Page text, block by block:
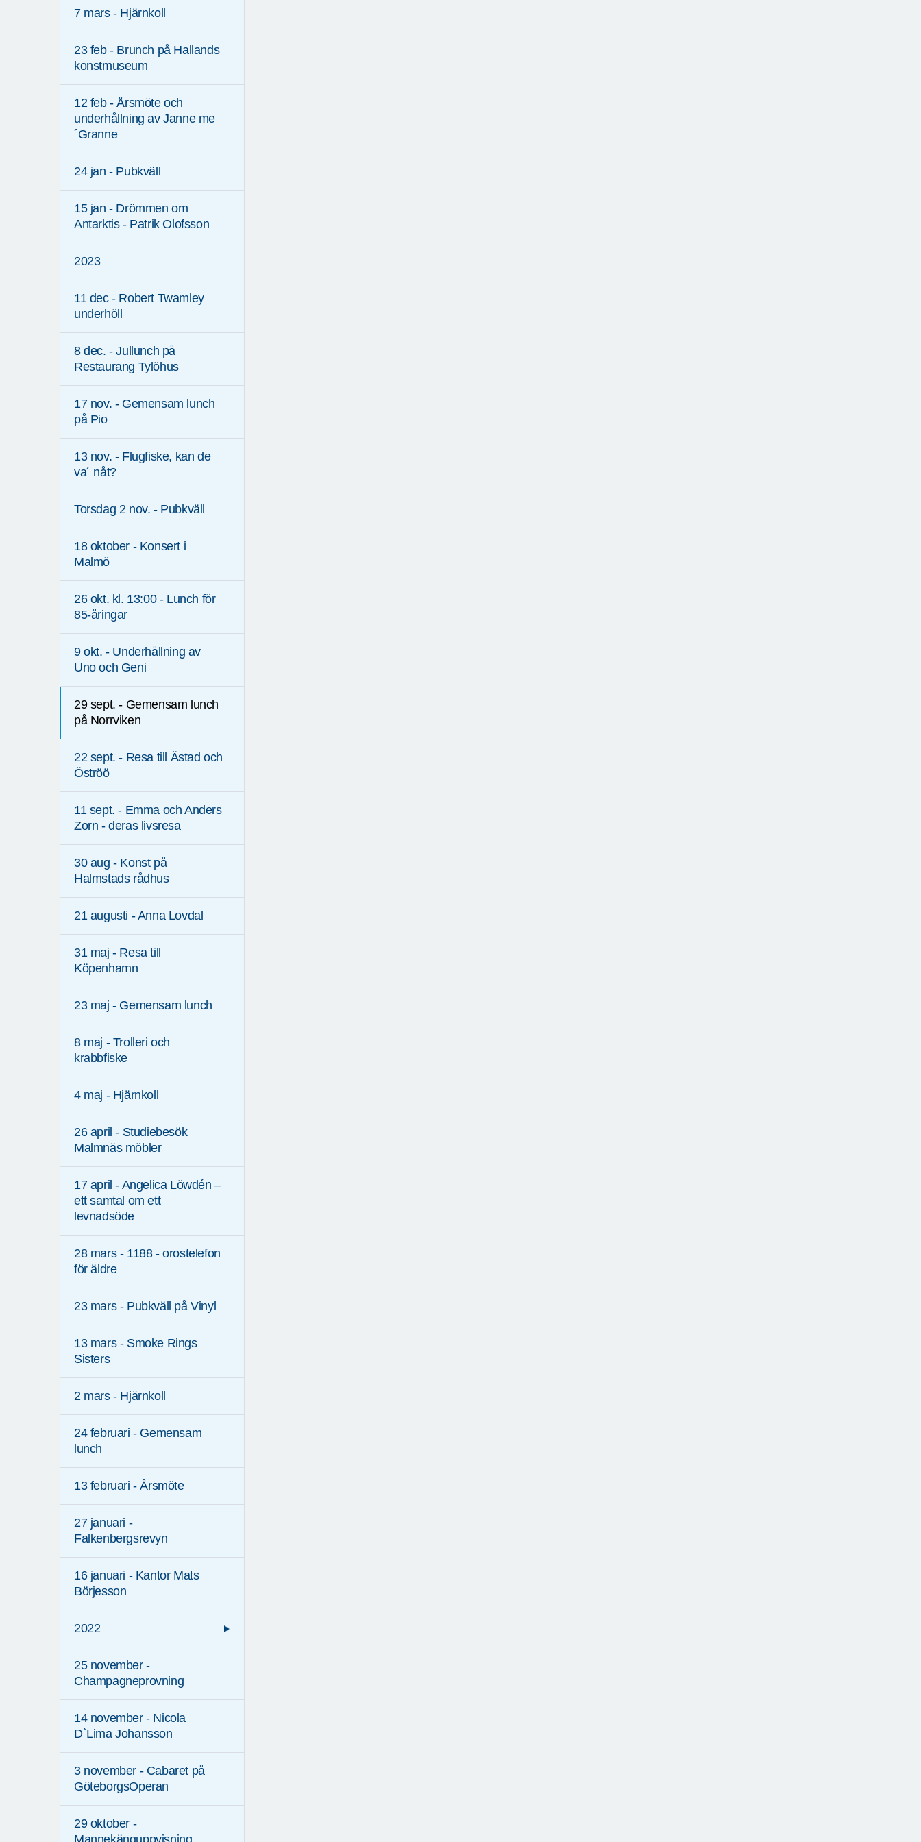
7 mars - Hjärnkoll
23 feb - Brunch på Hallands
konstmuseum
12 feb - Årsmöte och
underhållning av Janne me
´Granne
24 jan - Pubkväll
15 jan - Drömmen om
Antarktis - Patrik Olofsson
2023
11 dec - Robert Twamley
underhöll
8 dec. - Jullunch på
Restaurang Tylöhus
17 nov. - Gemensam lunch
på Pio
13 nov. - Flugfiske, kan de
va´ nåt?
Torsdag 2 nov. - Pubkväll
18 oktober - Konsert i
Malmö
26 okt. kl. 13:00 - Lunch för
85-åringar
9 okt. - Underhållning av
Uno och Geni
29 sept. - Gemensam lunch
på Norrviken
22 sept. - Resa till Ästad och
Öströö
11 sept. - Emma och Anders
Zorn - deras livsresa
30 aug - Konst på
Halmstads rådhus
21 augusti - Anna Lovdal
31 maj - Resa till
Köpenhamn
23 maj - Gemensam lunch
8 maj - Trolleri och
krabbfiske
4 maj - Hjärnkoll
26 april - Studiebesök
Malmnäs möbler
17 april - Angelica Löwdén –
ett samtal om ett
levnadsöde
28 mars - 1188 - orostelefon
för äldre
23 mars - Pubkväll på Vinyl
13 mars - Smoke Rings
Sisters
2 mars - Hjärnkoll
24 februari - Gemensam
lunch
13 februari - Årsmöte
27 januari -
Falkenbergsrevyn
16 januari - Kantor Mats
Börjesson
2022
25 november -
Champagneprovning
14 november - Nicola
D`Lima Johansson
3 november - Cabaret på
GöteborgsOperan
29 oktober -